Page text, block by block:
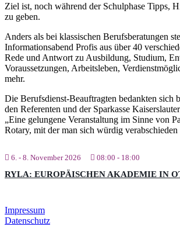
Ziel ist, noch während der Schulphase Tipps,
zu geben.
Anders als bei klassischen Berufsberatungen
Informationsabend Profis aus über 40
Rede und Antwort zu Ausbildung, Studium,
Voraussetzungen, Arbeitsleben,
mehr.
Die Berufsdienst-Beauftragten bedankten sich
den Referenten und der Sparkasse
„Eine gelungene Veranstaltung im Sinne von
Rotary, mit der man sich würdig verabschieden
6. - 8. November 2026 08:00 - 18:00
RYLA: EUROPÄISCHEN AKADEMIE IN
Impressum
Datenschutz